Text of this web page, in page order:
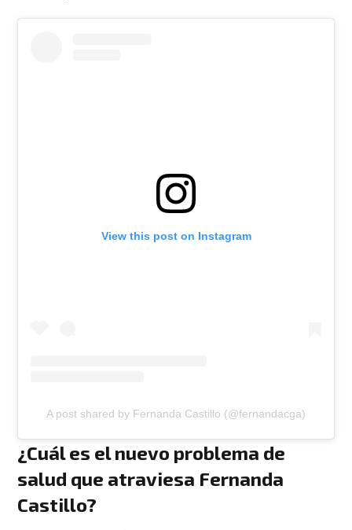
View this post on Instagram
A post shared by Fernanda Castillo (@fernandacga)
¿Cuál es el nuevo problema de
salud que atraviesa Fernanda
Castillo?